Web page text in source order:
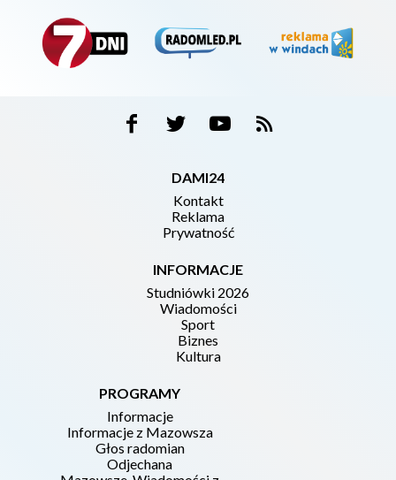
DAMI24
Kontakt
Reklama
Prywatność
INFORMACJE
Studniówki 2026
Wiadomości
Sport
Biznes
Kultura
PROGRAMY
Informacje
Informacje z Mazowsza
Głos radomian
Odjechana